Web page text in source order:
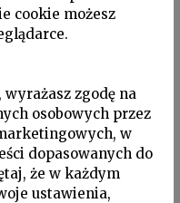
cookie możesz
zgodę na
osobowych przez
w
dopasowanych do
że w każdym
ustawienia,